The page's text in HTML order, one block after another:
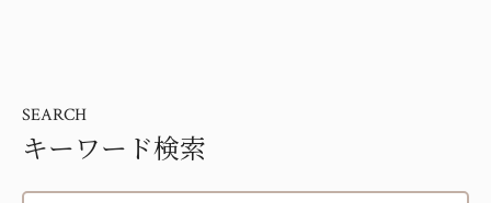
SEARCH
キーワード検索